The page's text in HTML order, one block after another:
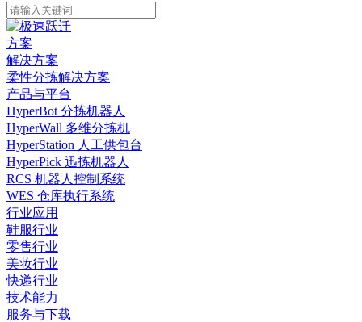
方案
解决方案
柔性分拣解决方案
产品与平台
HyperBot 分拣机器人
HyperWall 多维分拣机
HyperStation 人工供包台
HyperPick 迅拣机器人
RCS 机器人控制系统
WES 仓库执行系统
行业应用
鞋服行业
零售行业
美妆行业
快递行业
技术能力
服务与下载